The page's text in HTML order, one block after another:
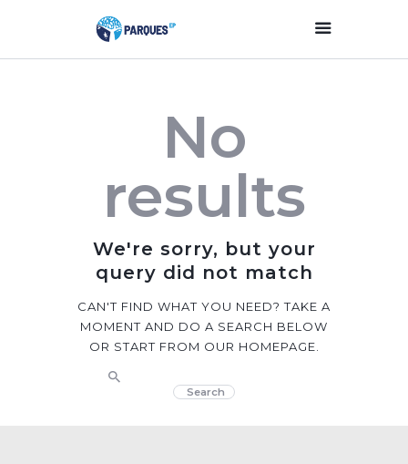
Parques Y Plazas
Participación
Ciudadana
Planificación
Transparencia
Contacto
No
results
We're sorry, but your
query did not match
CAN'T FIND WHAT YOU NEED? TAKE A
MOMENT AND DO A SEARCH BELOW
OR START FROM OUR HOMEPAGE